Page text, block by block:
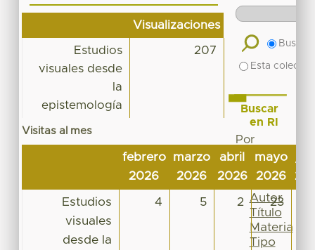
Visualizaciones
Estudios
visuales desde
la
epistemología
207
Visitas al mes
febrero
2026
marzo
2026
abril
2026
mayo
2026
Estudios
visuales
desde la
4 5 2 23
Buscar
Esta
Buscar
en RI
Por
Fecha
de
publicación
Autor
Título
Materia
Tipo